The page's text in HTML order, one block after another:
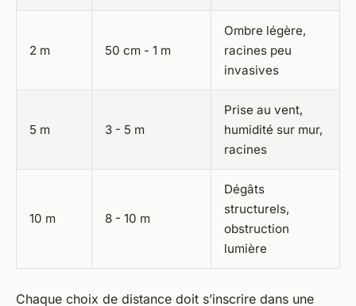
2 m 50 cm - 1 m
Ombre légère,
racines peu
invasives
5 m 3 - 5 m
Prise au vent,
humidité sur mur,
racines
10 m 8 - 10 m
Dégâts
structurels,
obstruction
lumière
Chaque choix de distance doit s’inscrire dans une